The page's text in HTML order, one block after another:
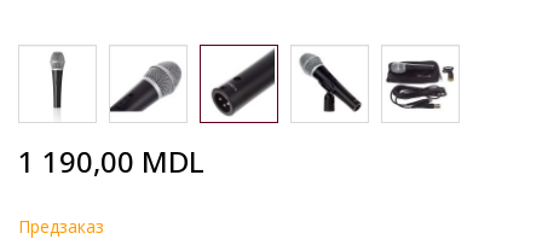
to
beginning
1 190,00 MDL
Предзаказ